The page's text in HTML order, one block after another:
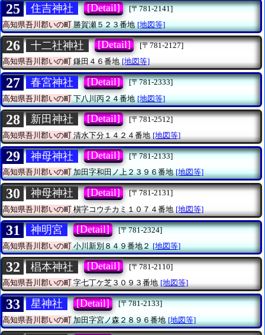
25 住吉神社 [Detail]
[〒781-2141]
高知県吾川郡いの町勝賀瀬５２３番地 [地図等]
26 十二社神社 [Detail]
[〒781-2127]
高知県吾川郡いの町鎌田４６番地 [地図等]
27 春宮神社 [Detail]
[〒781-2333]
高知県吾川郡いの町下八川丙２４番地 [地図等]
28 新田神社 [Detail]
[〒781-2512]
高知県吾川郡いの町 清水下分１４２４番地 [地図等]
29 神母神社 [Detail]
[〒781-2133]
高知県吾川郡いの町加田字和田ノ上２３９６番地 [地図等]
30 神母神社 [Detail]
[〒781-2131]
高知県吾川郡いの町 槇字コウチカミ１０７４番地 [地図等]
31 神明宮 [Detail]
[〒781-2324]
高知県吾川郡いの町小川新別８４９番地２ [地図等]
32 椙本神社 [Detail]
[〒781-2110]
高知県吾川郡いの町字七丁ケ芝３０９３番地 [地図等]
33 星神社 [Detail]
[〒781-2133]
高知県吾川郡いの町加田字宮ノ森２８９６番地 [地図等]